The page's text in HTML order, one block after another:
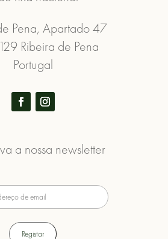
Pena, Apartado 47
Ribeira de Pena
Portugal
a nossa newsletter